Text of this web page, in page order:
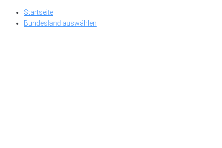
Skip
Startseite
Bundesland auswählen